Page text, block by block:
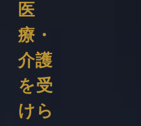
医
療・
介護
を受
けら